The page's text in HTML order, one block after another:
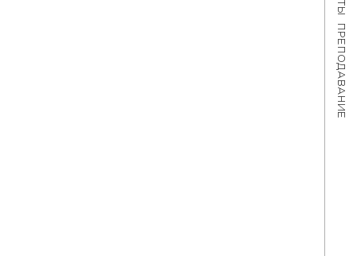
ПРЕПОДАВАНИЕ